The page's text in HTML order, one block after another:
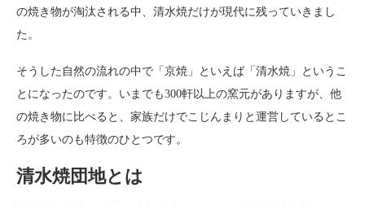
の焼き物が淘汰される中、清水焼だけが現代に残っていきまし
た。
そうした自然の流れの中で「京焼」といえば「清水焼」というこ
とになったのです。いまでも300軒以上の窯元がありますが、他
の焼き物に比べると、家族だけでこじんまりと運営しているとこ
ろが多いのも特徴のひとつです。
清水焼団地とは